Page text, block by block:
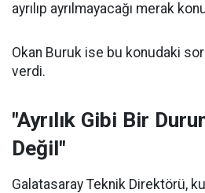
ayrılıp ayrılmayacağı merak
Okan Buruk ise bu konudaki
verdi.
"Ayrılık Gibi Bir
Değil"
Galatasaray Teknik Direktörü,